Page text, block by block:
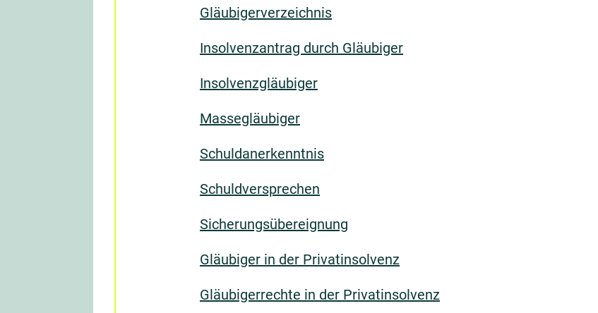
Gläubigerverzeichnis
Insolvenzantrag durch Gläubiger
Insolvenzgläubiger
Massegläubiger
Schuldanerkenntnis
Schuldversprechen
Sicherungsübereignung
Gläubiger in der Privatinsolvenz
Gläubigerrechte in der Privatinsolvenz